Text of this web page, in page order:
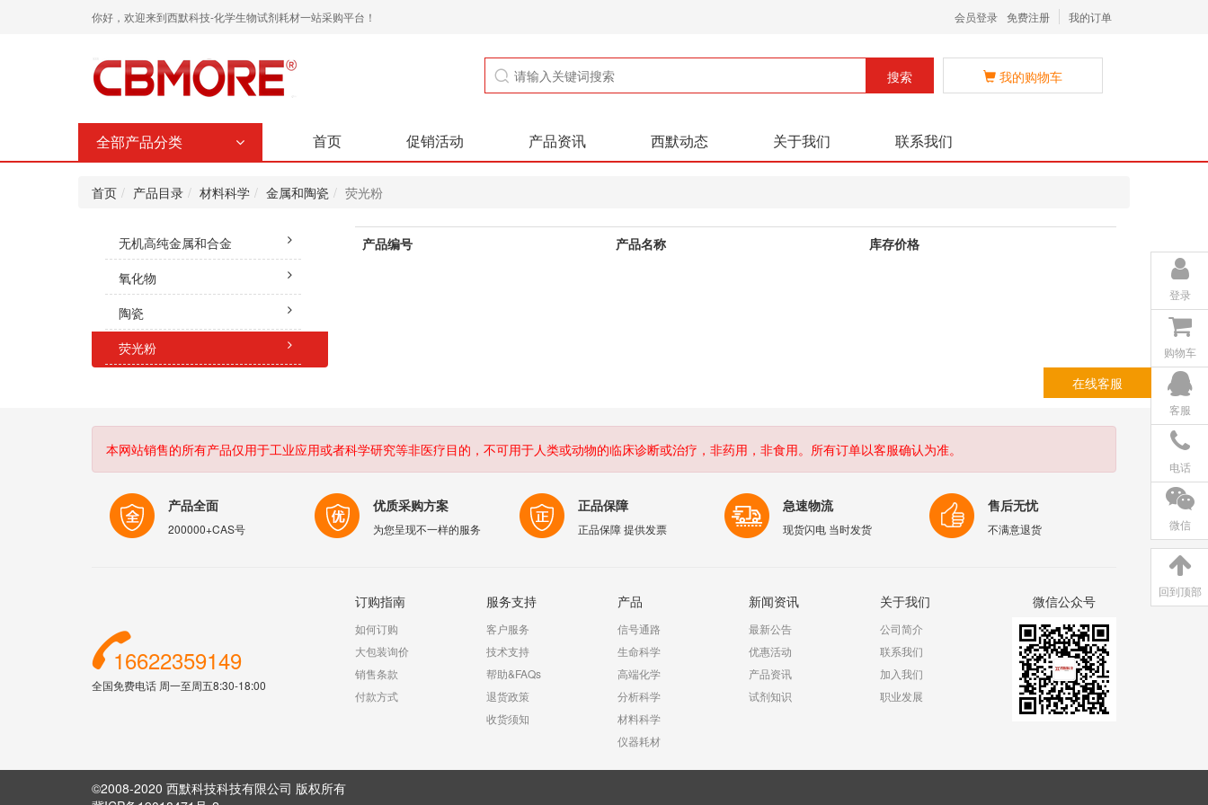
你好，欢迎来到西默科技-化学生物试剂耗材一站采购平台！ 会员登录 免费注册 我的订单
搜索 我的购物车
全部产品分类 首页 促销活动 产品资讯 西默动态 关于我们 联系我们
首页 产品目录 材料科学 金属和陶瓷 荧光粉
无机高纯金属和合金
氧化物
陶瓷
荧光粉
产品编号 产品名称 库存价格
登录
购物车
客服
在线客服
电话
微信
回到顶部
本网站销售的所有产品仅用于工业应用或者科学研究等非医疗目的，不可用于人类或动物的临床诊断或治疗，非药用，非食用。所有订单以客服确认为准。
产品全面
200000+CAS号
优质采购方案
为您呈现不一样的服务
正品保障
正品保障 提供发票
急速物流
现货闪电 当时发货
售后无忧
不满意退货
16622359149
全国免费电话 周一至周五8:30-18:00
订购指南
如何订购
大包装询价
销售条款
付款方式
服务支持
客户服务
技术支持
帮助&FAQs
退货政策
收货须知
产品
信号通路
生命科学
高端化学
分析科学
材料科学
仪器耗材
新闻资讯
最新公告
优惠活动
产品资讯
试剂知识
关于我们
公司简介
联系我们
加入我们
职业发展
微信公众号
©2008-2020 西默科技科技有限公司 版权所有